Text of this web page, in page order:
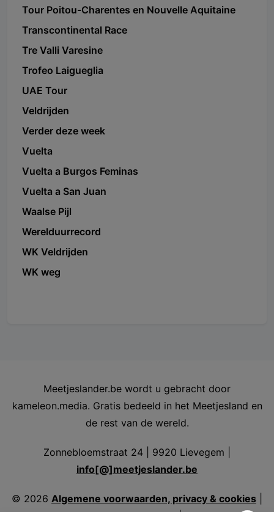
Tour Poitou-Charentes en Nouvelle Aquitaine
Transcontinental Race
Tre Valli Varesine
Trofeo Laigueglia
UAE Tour
Veldrijden
Verder deze week
Vuelta
Vuelta a Burgos Feminas
Vuelta a San Juan
Waalse Pijl
Werelduurrecord
WK Veldrijden
WK weg
Meetjeslander.be wordt u gebracht door
kameleon.media. Gratis bedeeld in het Meetjesland en
de rest van de wereld.
Zonnebloemstraat 24 | 9920 Lievegem |
info[@]meetjeslander.be
© 2026 Algemene voorwaarden, privacy & cookies